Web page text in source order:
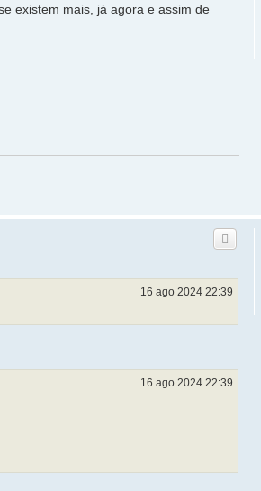
existem mais, já agora e assim de
16 ago 2024 22:39
16 ago 2024 22:39